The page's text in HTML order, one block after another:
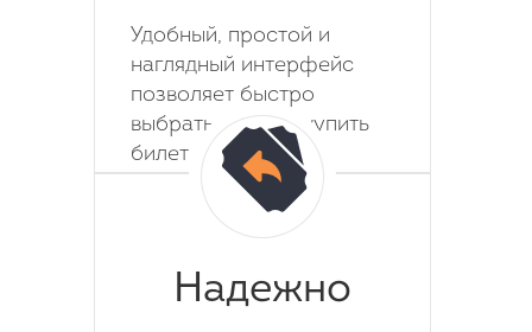
Удобный, простой и
наглядный интерфейс
позволяет быстро
выбрать место и купить
билет на автобус.
Надежно